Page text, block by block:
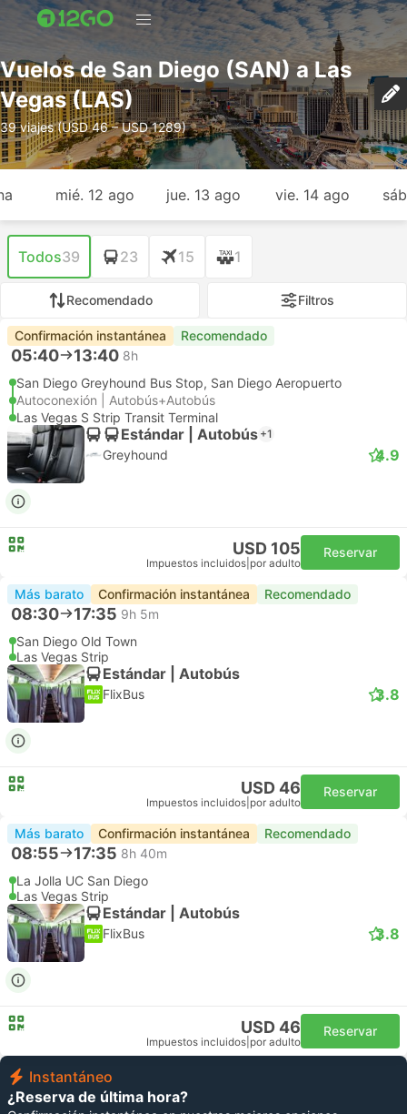
Vuelos de San Diego (SAN) a Las
Vegas (LAS)
39 viajes (USD 46 – USD 1289)
mié. 12 ago jue. 13 ago vie. 14 ago
Todos39 23 15 1
Recomendado Filtros
Confirmación instantánea Recomendado
05:40 13:40 8h
San Diego Greyhound Bus Stop, San Diego Aeropuerto
Autoconexión | Autobús+Autobús
Las Vegas S Strip Transit Terminal
Estándar | Autobús +1
Greyhound 4.9
USD 105
Impuestos incluidos por adulto
Reservar
Más barato Confirmación instantánea Recomendado
08:30 17:35 9h 5m
San Diego Old Town
Las Vegas Strip
Estándar | Autobús
FlixBus 3.8
USD 46
Impuestos incluidos por adulto
Reservar
Más barato Confirmación instantánea Recomendado
08:55 17:35 8h 40m
La Jolla UC San Diego
Las Vegas Strip
Estándar | Autobús
FlixBus 3.8
USD 46
Impuestos incluidos por adulto
Reservar
Instantáneo
¿Reserva de última hora?